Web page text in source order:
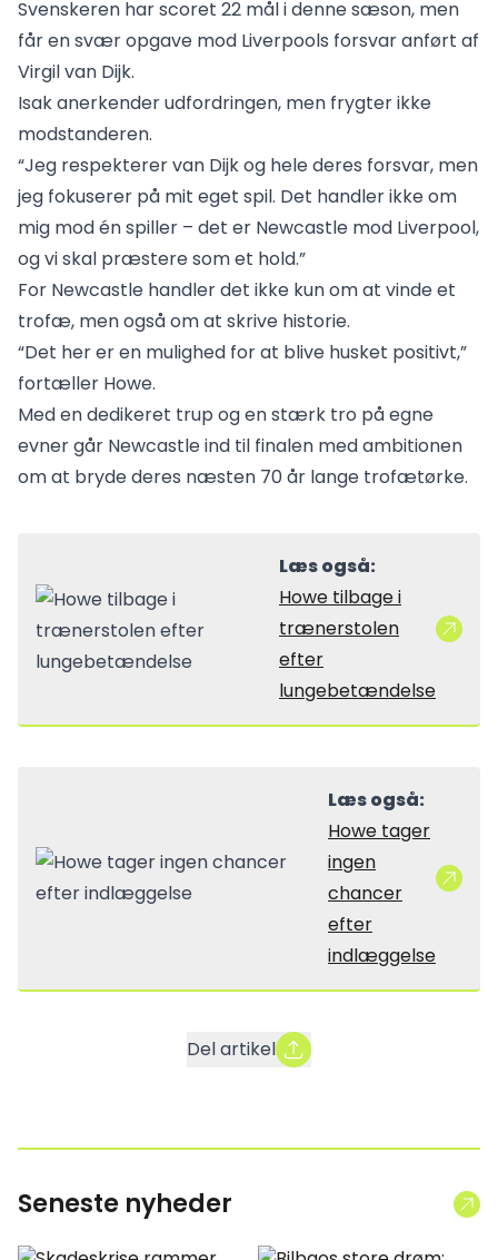
Svenskeren har scoret 22 mål i denne sæson, men
får en svær opgave mod Liverpools forsvar anført af
Virgil van Dijk.
Isak anerkender udfordringen, men frygter ikke
modstanderen.
“Jeg respekterer van Dijk og hele deres forsvar, men
jeg fokuserer på mit eget spil. Det handler ikke om
mig mod én spiller – det er Newcastle mod Liverpool,
og vi skal præstere som et hold.”
For Newcastle handler det ikke kun om at vinde et
trofæ, men også om at skrive historie.
“Det her er en mulighed for at blive husket positivt,”
fortæller Howe.
Med en dedikeret trup og en stærk tro på egne
evner går Newcastle ind til finalen med ambitionen
om at bryde deres næsten 70 år lange trofætørke.
Læs også:
Howe tilbage i
trænerstolen
efter
lungebetændelse
Læs også:
Howe tager
ingen
chancer
efter
indlæggelse
Del artikel
Seneste nyheder